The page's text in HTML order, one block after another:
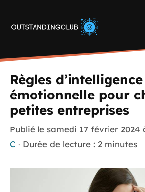
contenu
Règles d’intelligence
émotionnelle pour
petites entreprises
Publié le samedi 17 février 2024
C · Durée de lecture : 2 minutes